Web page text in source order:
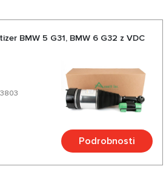
BMW 5 G31, BMW 6 G32 z VDC
Podrobnosti